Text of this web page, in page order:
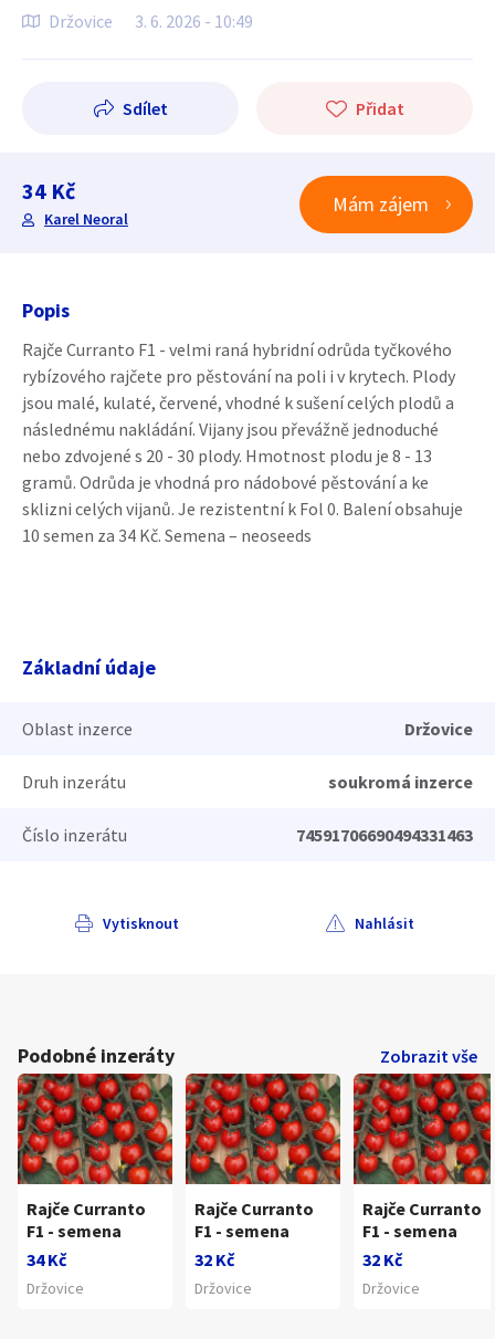
Držovice 3. 6. 2026 - 10:49
Sdílet Přidat
34 Kč
Karel Neoral
Mám zájem
Popis
Rajče Curranto F1 - velmi raná hybridní odrůda tyčkového
rybízového rajčete pro pěstování na poli i v krytech. Plody
jsou malé, kulaté, červené, vhodné k sušení celých plodů a
následnému nakládání. Vijany jsou převážně jednoduché
nebo zdvojené s 20 - 30 plody. Hmotnost plodu je 8 - 13
gramů. Odrůda je vhodná pro nádobové pěstování a ke
sklizni celých vijanů. Je rezistentní k Fol 0. Balení obsahuje
10 semen za 34 Kč. Semena – neoseeds
Základní údaje
Oblast inzerce Držovice
Druh inzerátu soukromá inzerce
Číslo inzerátu 74591706690494331463
Vytisknout Nahlásit
Podobné inzeráty Zobrazit vše
Rajče Curranto
F1 - semena
34 Kč
Držovice
Rajče Curranto
F1 - semena
32 Kč
Držovice
Rajče Curranto
F1 - semena
32 Kč
Držovice